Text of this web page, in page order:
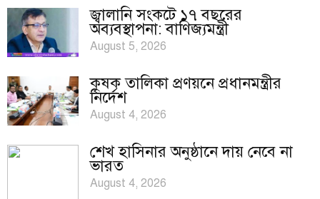
জ্বালানি সংকটে ১৭ বছরের
অব্যবস্থাপনা: বাণিজ্যমন্ত্রী
August 5, 2026
কৃষক তালিকা প্রণয়নে প্রধানমন্ত্রীর
নির্দেশ
August 4, 2026
শেখ হাসিনার অনুষ্ঠানে দায় নেবে না
ভারত
August 4, 2026